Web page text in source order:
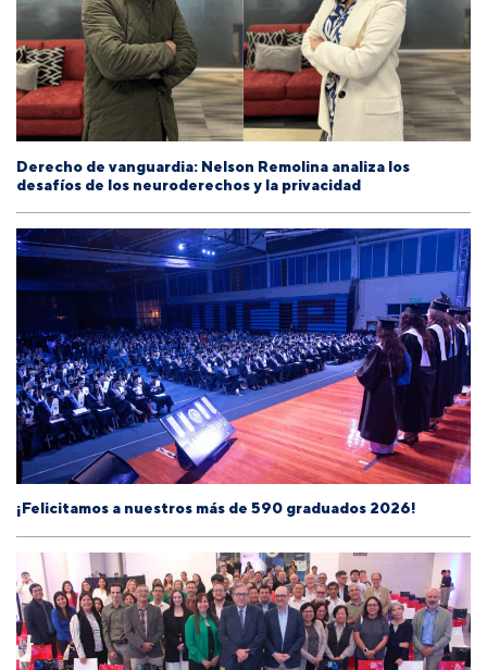
Derecho de vanguardia: Nelson Remolina analiza los
desafíos de los neuroderechos y la privacidad
¡Felicitamos a nuestros más de 590 graduados 2026!